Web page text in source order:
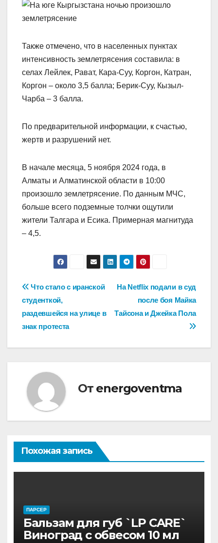
Также отмечено, что в населенных пунктах
интенсивность землетрясения составила: в
селах Лейлек, Рават, Кара-Суу, Коргон, Катран,
Коргон – около 3,5 балла; Берик-Суу, Кызыл-
Чарба – 3 балла.
По предварительной информации, к счастью,
жертв и разрушений нет.
В начале месяца, 5 ноября 2024 года, в
Алматы и Алматинской области в 10:00
произошло землетрясение. По данным МЧС,
больше всего подземные толчки ощутили
жители Талгара и Есика. Примерная магнитуда
– 4,5.
Навигация
по
записям
На Netflix подали в суд
после боя Майка
Тайсона и Джейка Пола
Что стало с иранской
студенткой,
раздевшейся на улице в
знак протеста
От energoventma
Похожая запись
ПАРСЕР
Бальзам для губ `LP CARE`
Виноград с обвесом 10 мл